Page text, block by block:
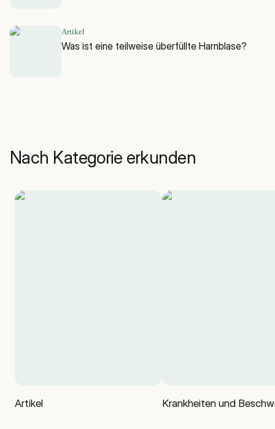
Artikel
Was ist eine teilweise überfüllte Harnblase?
Nach Kategorie erkunden
Artikel Krankheiten und